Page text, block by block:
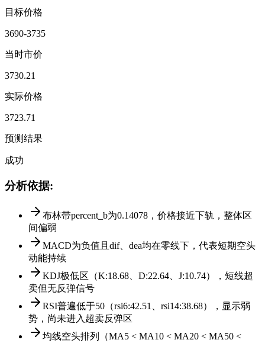
目标价格
3690-3735
当时市价
3730.21
实际价格
3723.71
预测结果
成功
分析依据:
布林带percent_b为0.14078，价格接近下轨，整体区
间偏弱
MACD为负值且dif、dea均在零线下，代表短期空头
动能持续
KDJ极低区（K:18.68、D:22.64、J:10.74），短线超
卖但无反弹信号
RSI普遍低于50（rsi6:42.51、rsi14:38.68），显示弱
势，尚未进入超卖反弹区
均线空头排列（MA5 < MA10 < MA20 < MA50 <